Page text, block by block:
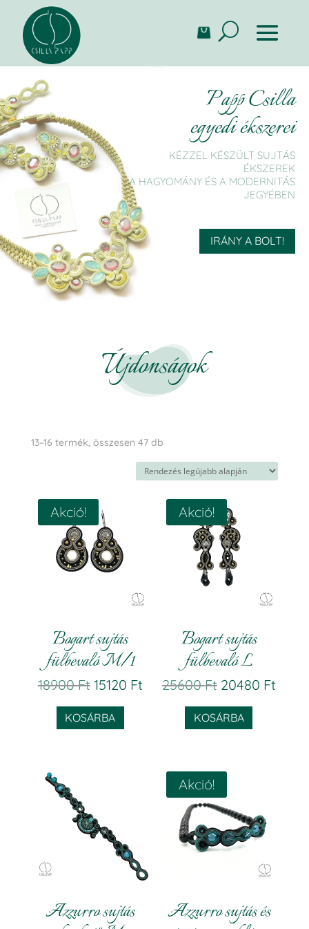
Papp Csilla
egyedi ékszerei
KÉZZEL KÉSZÜLT SUJTÁS
ÉKSZEREK
A HAGYOMÁNY ÉS A MODERNITÁS
JEGYÉBEN
IRÁNY A BOLT!
Újdonságok
13–16 termék, összesen 47 dbSorted
by
latest
Akció!
Bogart sujtás
fülbevaló M/1
18900Ft Original
was:
15120 FtCurrent
KOSÁRBA
Akció!
Bogart sujtás
fülbevaló L
25600Ft Original
was:
20480 Ft
KOSÁRBA
Azzurro sujtás
Akció!
Azzurro sujtás és